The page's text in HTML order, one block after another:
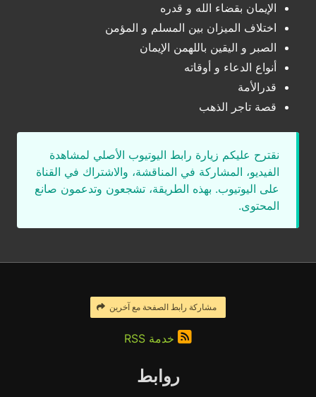
الإيمان بقضاء الله و قدره
اختلاف الميزان بين المسلم و المؤمن
الصبر و اليقين باللهمن الإيمان
أنواع الدعاء و أوقاته
قدرالأمة
قصة تاجر الذهب
نقترح عليكم زيارة رابط اليوتيوب الأصلي لمشاهدة
الفيديو، المشاركة في المناقشة، والاشتراك في القناة
على اليوتيوب. بهذه الطريقة، تشجعون وتدعمون صانع
المحتوى.
مشاركة رابط الصفحة مع آخرين
خدمة RSS
روابط